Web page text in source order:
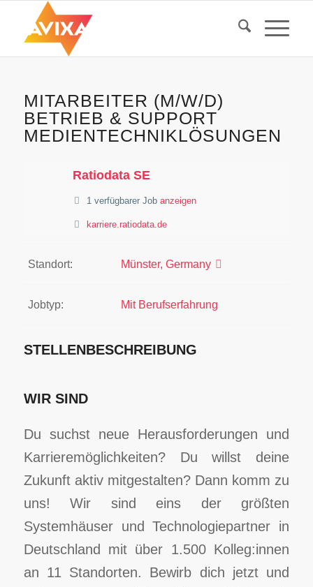
MITARBEITER (M/W/D)
BETRIEB & SUPPORT
MEDIENTECHNIKLÖSUNGEN
Ratiodata SE
1 verfügbarer Job anzeigen
karriere.ratiodata.de
Standort: Münster, Germany
Jobtyp: Mit Berufserfahrung
STELLENBESCHREIBUNG
WIR SIND
Du suchst neue Herausforderungen und
Karrieremöglichkeiten? Du willst deine
Zukunft aktiv mitgestalten? Dann komm zu
uns! Wir sind eins der größten
Systemhäuser und Technologiepartner in
Deutschland mit über 1.500 Kolleg:innen
an 11 Standorten. Bewirb dich jetzt und